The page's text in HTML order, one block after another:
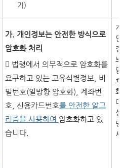
기)
가. 개인정보는 안전한 방식으로
암호화 처리
 법령에서 의무적으로 암호화를
요구하고 있는 고유식별정보, 비
밀번호(일방향 암호화), 계좌번
호, 신용카드번호를 안전한 알고
리즘을 사용하여 암호화하고 있
습니다.
개
인
정
보
암
호
화
대
상
명
시